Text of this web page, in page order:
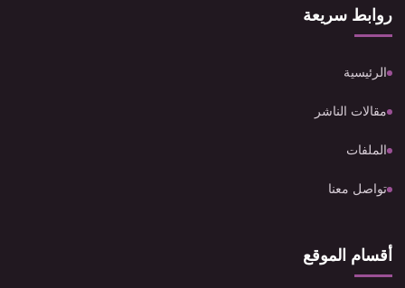
روابط سريعة
الرئيسية
مقالات الناشر
الملفات
تواصل معنا
أقسام الموقع